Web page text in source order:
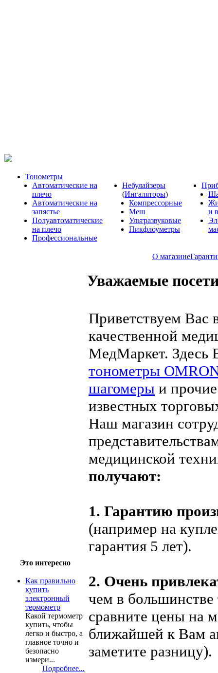
Тонометры
Автоматические на
плечо
Автоматические на
запястье
Полуавтоматические
на плечо
Профессиональные
Небулайзеры
(Ингаляторы)
Компрессорные
Меш
Ультразвуковые
Пикфлоуметры
и
О магазине
Это интересно
Как правильно
купить
электронный
термометр
Какой термометр
купить, чтобы
легко и быстро, а
главное точно и
безопасно
измери...
Подробнее...
Уважаемые
Приветствуем Вас
качественной
МедМаркет. Здесь
тонометры
шагомеры и
известных
Наш магазин
медицинской
получают:
1. Гарантию
(например на
гарантия 5 лет).
2. Очень
чем в
сравните цены на
ближайшей к Вам
заметите разницу).